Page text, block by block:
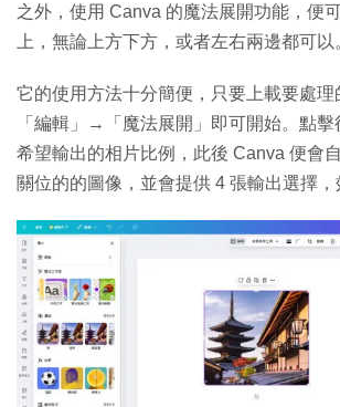
之外，使用 Canva 的魔法展開功能，便
上，無論上方下方，或者左右兩邊都可以
它的使用方法十分簡便，只要上載要處理
「編輯」→「魔法展開」即可開始。點
希望輸出的相片比例，此後 Canva 便會
關位的的圖像，並會提供 4 張輸出選擇，